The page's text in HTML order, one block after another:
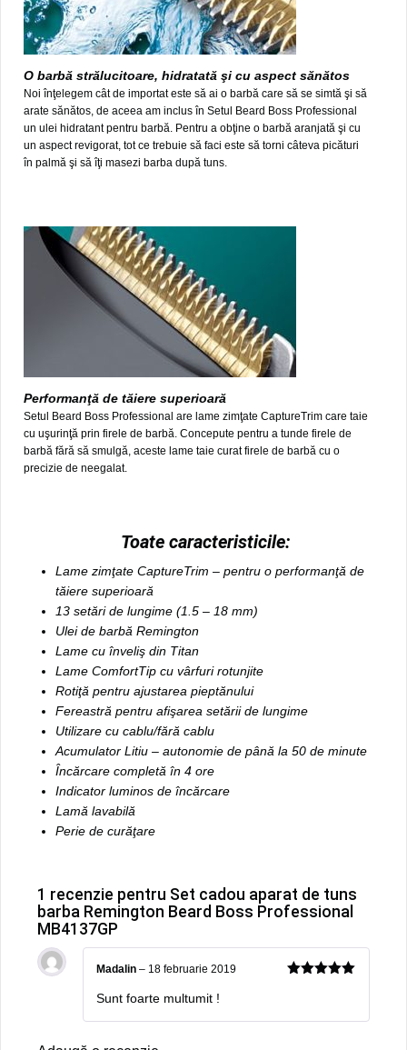
O barbă strălucitoare, hidratată şi cu aspect sănătos
Noi înţelegem cât de importat este să ai o barbă care să se simtă şi să
arate sănătos, de aceea am inclus în Setul Beard Boss Professional
un ulei hidratant pentru barbă. Pentru a obţine o barbă aranjată şi cu
un aspect revigorat, tot ce trebuie să faci este să torni câteva picături
în palmă şi să îţi masezi barba după tuns.
Performanţă de tăiere superioară
Setul Beard Boss Professional are lame zimţate CaptureTrim care taie
cu uşurinţă prin firele de barbă. Concepute pentru a tunde firele de
barbă fără să smulgă, aceste lame taie curat firele de barbă cu o
precizie de neegalat.
Toate caracteristicile:
Lame zimţate CaptureTrim – pentru o performanţă de
tăiere superioară
13 setări de lungime (1.5 – 18 mm)
Ulei de barbă Remington
Lame cu înveliş din Titan
Lame ComfortTip cu vârfuri rotunjite
Rotiţă pentru ajustarea pieptănului
Fereastră pentru afişarea setării de lungime
Utilizare cu cablu/fără cablu
Acumulator Litiu – autonomie de până la 50 de minute
Încărcare completă în 4 ore
Indicator luminos de încărcare
Lamă lavabilă
Perie de curăţare
1 recenzie pentru Set cadou aparat de tuns
barba Remington Beard Boss Professional
MB4137GP
Madalin – 18 februarie 2019
Sunt foarte multumit !